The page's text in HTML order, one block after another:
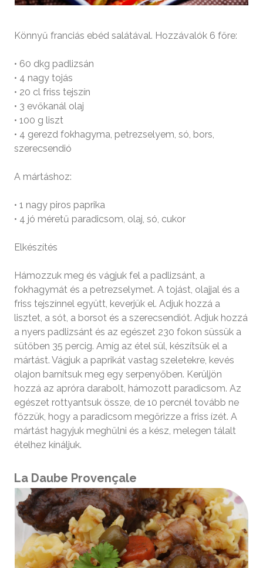
Könnyű franciás ebéd salátával. Hozzávalók 6 főre:
• 60 dkg padlizsán
• 4 nagy tojás
• 20 cl friss tejszín
• 3 evőkanál olaj
• 100 g liszt
• 4 gerezd fokhagyma, petrezselyem, só, bors,
szerecsendió
A mártáshoz:
• 1 nagy piros paprika
• 4 jó méretű paradicsom, olaj, só, cukor
Elkészítés
Hámozzuk meg és vágjuk fel a padlizsánt, a
fokhagymát és a petrezselymet. A tojást, olajjal és a
friss tejszínnel együtt, keverjük el. Adjuk hozzá a
lisztet, a sót, a borsot és a szerecsendiót. Adjuk hozzá
a nyers padlizsánt és az egészet 230 fokon süssük a
sütőben 35 percig. Amíg az étel sül, készítsük el a
mártást. Vágjuk a paprikát vastag szeletekre, kevés
olajon barnítsuk meg egy serpenyőben. Kerüljön
hozzá az apróra darabolt, hámozott paradicsom. Az
egészet rottyantsuk össze, de 10 percnél tovább ne
főzzük, hogy a paradicsom megőrizze a friss ízét. A
mártást hagyjuk meghűlni és a kész, melegen tálalt
ételhez kínáljuk.
La Daube Provençale